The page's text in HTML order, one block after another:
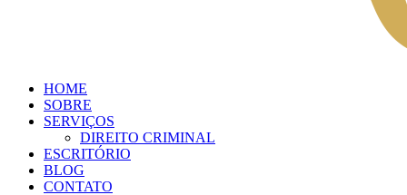
HOME
SOBRE
SERVIÇOS
DIREITO CRIMINAL
ESCRITÓRIO
BLOG
CONTATO